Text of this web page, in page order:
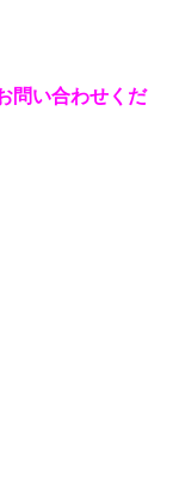
問い合わせくだ